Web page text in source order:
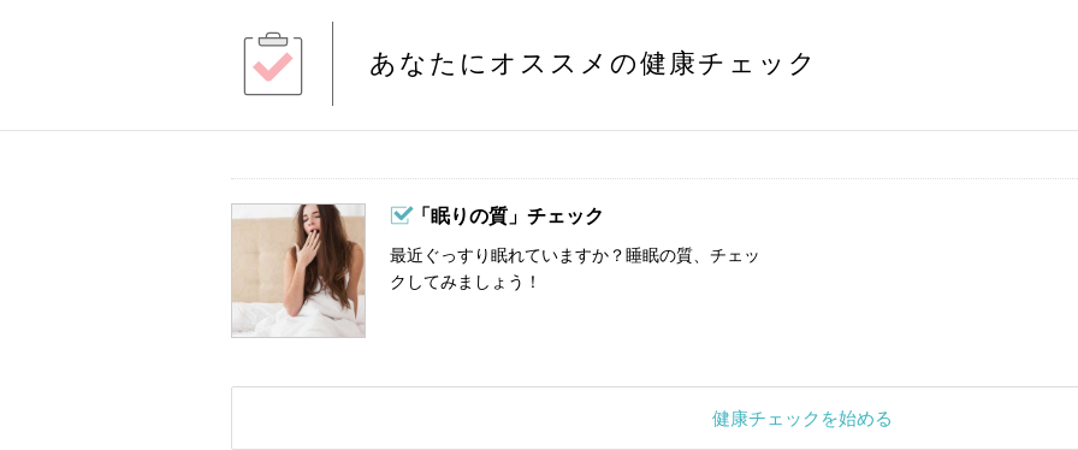
あなたにオススメの健康チェック
「眠りの質」チェック
最近ぐっすり眠れていますか？睡眠の質、チェッ
クしてみましょう！
健康チェックを始める